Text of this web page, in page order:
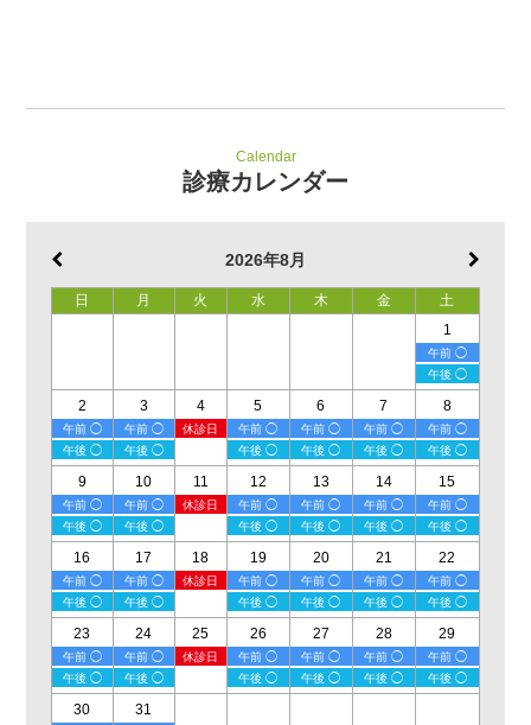
Calendar
診療カレンダー
2026年8月
日 月 火 水 木 金
土
1
午前 ◯
午後 ◯
2
午前 ◯
午後 ◯
3
午前 ◯
午後 ◯
4
休診日
5
午前 ◯
午後 ◯
6
午前 ◯
午後 ◯
7
午前 ◯
午後 ◯
8
午前 ◯
午後 ◯
9
午前 ◯
午後 ◯
10
午前 ◯
午後 ◯
11
休診日
12
午前 ◯
午後 ◯
13
午前 ◯
午後 ◯
14
午前 ◯
午後 ◯
15
午前 ◯
午後 ◯
16
午前 ◯
午後 ◯
17
午前 ◯
午後 ◯
18
休診日
19
午前 ◯
午後 ◯
20
午前 ◯
午後 ◯
21
午前 ◯
午後 ◯
22
午前 ◯
午後 ◯
23
午前 ◯
午後 ◯
24
午前 ◯
午後 ◯
25
休診日
26
午前 ◯
午後 ◯
27
午前 ◯
午後 ◯
28
午前 ◯
午後 ◯
29
午前 ◯
午後 ◯
30 31